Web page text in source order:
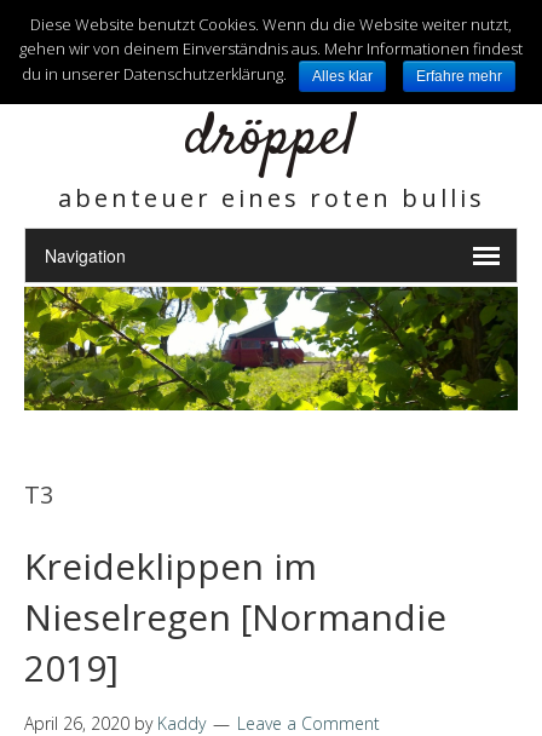
unterwegs mit
dröppel
abenteuer eines roten bullis
T3
Kreideklippen im
Nieselregen [Normandie
2019]
April 26, 2020 by Kaddy Leave a Comment
Diese Website benutzt Cookies. Wenn du die Website weiter nutzt,
gehen wir von deinem Einverständnis aus. Mehr Informationen findest
du in unserer Datenschutzerklärung.
Alles klar Erfahre mehr